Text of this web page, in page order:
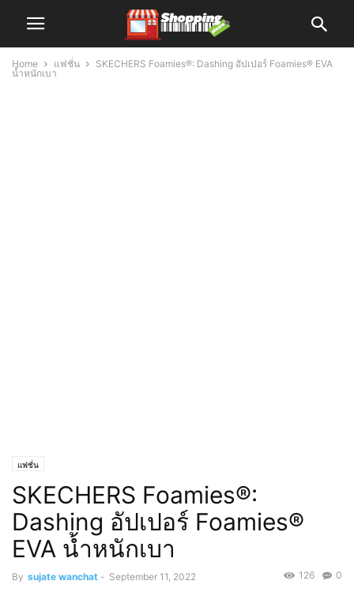
Home แฟชั่น
SKECHERS Foamies®: Dashing อัปเปอร์ Foamies® EVA
น้ำหนักเบา
แฟชั่น
SKECHERS Foamies®:
Dashing อัปเปอร์ Foamies®
EVA น้ำหนักเบา
By sujate wanchat - September 11, 2022 0
126